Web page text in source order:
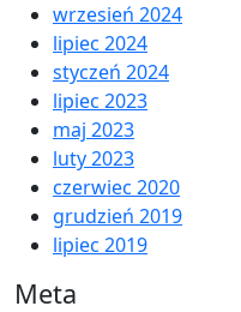
wrzesień 2024
lipiec 2024
styczeń 2024
lipiec 2023
maj 2023
luty 2023
czerwiec 2020
grudzień 2019
lipiec 2019
Meta